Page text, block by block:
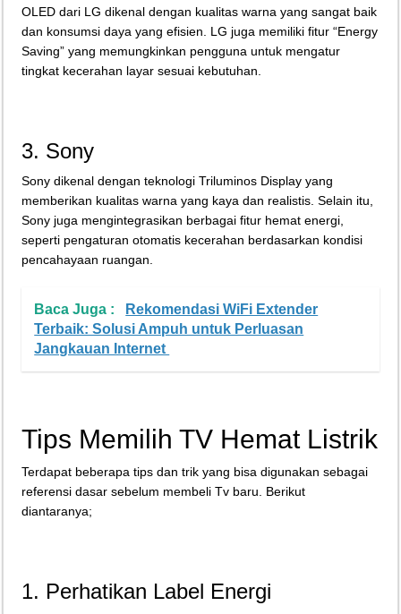
OLED dari LG dikenal dengan kualitas warna yang sangat baik
dan konsumsi daya yang efisien. LG juga memiliki fitur “Energy
Saving” yang memungkinkan pengguna untuk mengatur
tingkat kecerahan layar sesuai kebutuhan.
3. Sony
Sony dikenal dengan teknologi Triluminos Display yang
memberikan kualitas warna yang kaya dan realistis. Selain itu,
Sony juga mengintegrasikan berbagai fitur hemat energi,
seperti pengaturan otomatis kecerahan berdasarkan kondisi
pencahayaan ruangan.
Baca Juga :
Rekomendasi WiFi Extender
Terbaik: Solusi Ampuh untuk Perluasan
Jangkauan Internet
Tips Memilih TV Hemat Listrik
Terdapat beberapa tips dan trik yang bisa digunakan sebagai
referensi dasar sebelum membeli Tv baru. Berikut
diantaranya;
1. Perhatikan Label Energi